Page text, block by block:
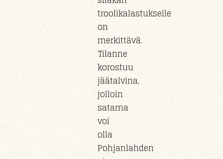
troolikalastukselle
on
merkittävä.
Tilanne
korostuu
jäätalvina,
jolloin
satama
voi
olla
Pohjanlahden